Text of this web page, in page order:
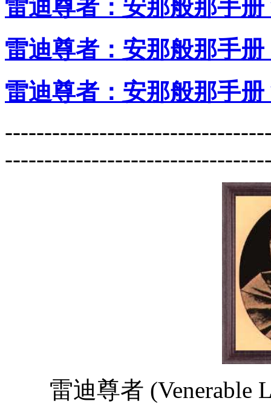
雷迪尊者：安那般那手
雷迪尊者：安那般那手
雷迪尊者：安那般那手册
雷迪尊者 (Venerable